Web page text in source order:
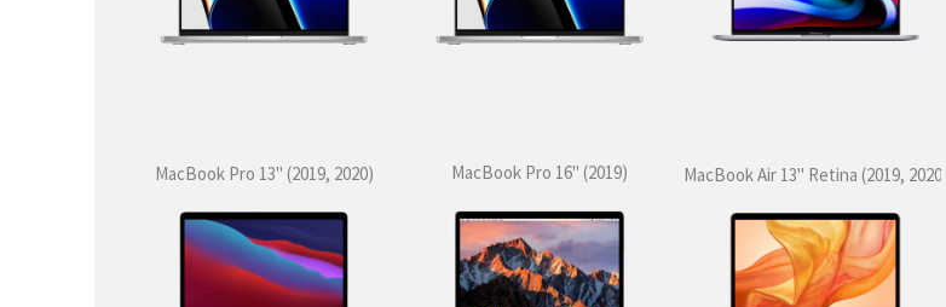
MacBook Pro 13" (2019, 2020) MacBook Pro 16" (2019) MacBook Air 13" Retina (2019, 2020)